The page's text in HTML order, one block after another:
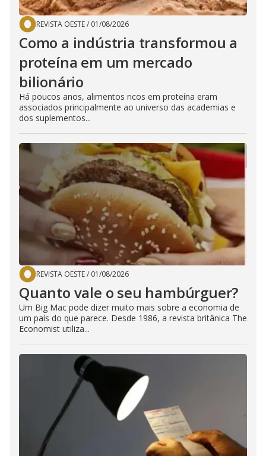
REVISTA OESTE/ 01/08/2026
Como a indústria transformou a
proteína em um mercado
bilionário
Há poucos anos, alimentos ricos em proteína eram
associados principalmente ao universo das academias e
dos suplementos...
REVISTA OESTE/ 01/08/2026
Quanto vale o seu hambúrguer?
Um Big Mac pode dizer muito mais sobre a economia de
um país do que parece. Desde 1986, a revista britânica The
Economist utiliza...